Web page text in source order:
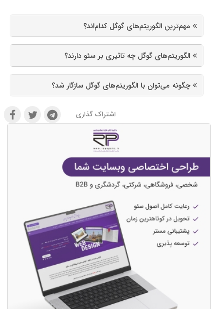
مهم‌ترین الگوریتم‌های گوگل کدام‌اند؟
الگوریتم‌های گوگل چه تاثیری بر سئو دارند؟
چگونه می‌توان با الگوریتم‌های گوگل سازگار شد؟
اشتراک گذاری